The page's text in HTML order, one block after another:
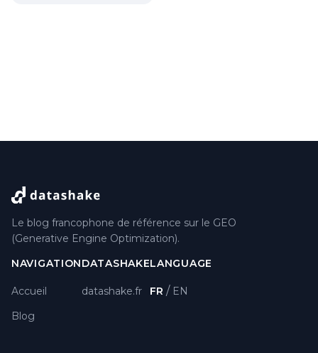
Le blog francophone de référence sur le GEO
(Generative Engine Optimization).
NAVIGATION
Accueil
Blog
DATASHAKE
datashake.fr
LANGUAGE
FR / EN